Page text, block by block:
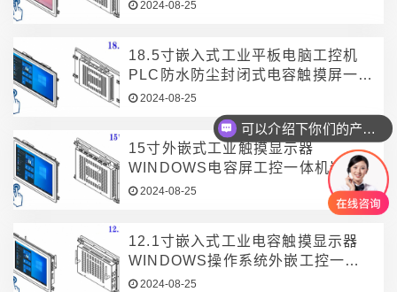
2024-08-25
18.5寸嵌入式工业平板电脑工控机
PLC防水防尘封闭式电容触摸屏一体
机2024-08-25
15寸外嵌式工业触摸显示器
WINDOWS电容屏工控一体机嵌入
式平板
2024-08-25
12.1寸嵌入式工业电容触摸显示器
WINDOWS操作系统外嵌工控一体
机2024-08-25